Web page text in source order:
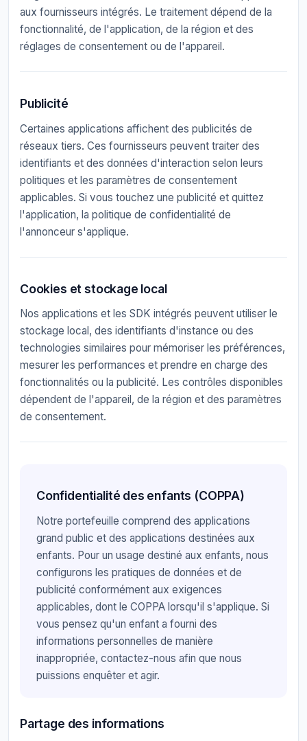
aux fournisseurs intégrés. Le traitement dépend de la
fonctionnalité, de l'application, de la région et des
réglages de consentement ou de l'appareil.
Publicité
Certaines applications affichent des publicités de
réseaux tiers. Ces fournisseurs peuvent traiter des
identifiants et des données d'interaction selon leurs
politiques et les paramètres de consentement
applicables. Si vous touchez une publicité et quittez
l'application, la politique de confidentialité de
l'annonceur s'applique.
Cookies et stockage local
Nos applications et les SDK intégrés peuvent utiliser le
stockage local, des identifiants d'instance ou des
technologies similaires pour mémoriser les préférences,
mesurer les performances et prendre en charge des
fonctionnalités ou la publicité. Les contrôles disponibles
dépendent de l'appareil, de la région et des paramètres
de consentement.
Confidentialité des enfants (COPPA)
Notre portefeuille comprend des applications
grand public et des applications destinées aux
enfants. Pour un usage destiné aux enfants, nous
configurons les pratiques de données et de
publicité conformément aux exigences
applicables, dont le COPPA lorsqu'il s'applique. Si
vous pensez qu'un enfant a fourni des
informations personnelles de manière
inappropriée, contactez-nous afin que nous
puissions enquêter et agir.
Partage des informations